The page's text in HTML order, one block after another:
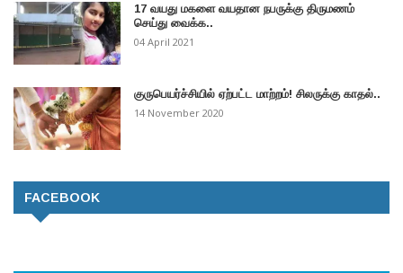
17 வயது மகளை வயதான நபருக்கு திருமணம்
செய்து வைக்க..
04 April 2021
குருபெயர்ச்சியில் ஏற்பட்ட மாற்றம்! சிலருக்கு காதல்..
14 November 2020
FACEBOOK